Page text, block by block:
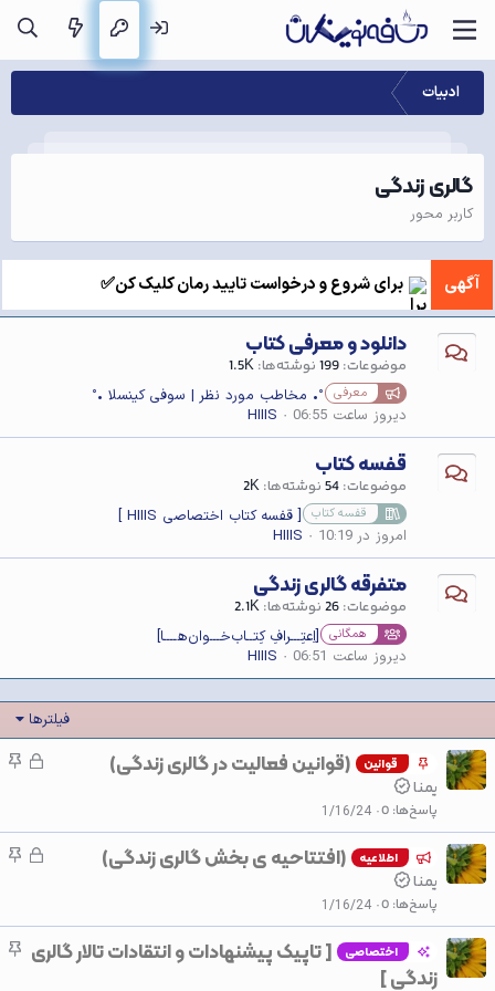
ادبیات
گالری زندگی
کاربر محور
آگهی برای شروع و درخواست تایید رمان کلیک کن✅
دانلود و معرفی کتاب
موضوعات 199 نوشته‌ها 1.5K
معرفی °• مخاطب مورد نظر | سوفی کینسلا •°
دیروز ساعت 06:55
HIIIS
قفسه کتاب
موضوعات 54 نوشته‌ها 2K
قفسه کتاب [ قفسه کتاب اختصاصی HIIIS ]
امروز در 10:19
HIIIS
متفرقه گالری زندگی
موضوعات 26 نوشته‌ها 2.1K
همگانی [اِعتِـــرافِ کِتــاب‌خـــوان‌هــــا]
دیروز ساعت 06:51
HIIIS
فیلترها
ق
ش
د
ا
قوانین (قوانین فعالیت در گالری زندگی)
یمنا
پاسخ‌ها 0
1/16/24
ق
ش
د
ا
اطلاعیه (افتتاحیه ی بخش گالری زندگی)
یمنا
پاسخ‌ها 0
1/16/24
اختصاصی
[ تاپیک پیشنهادات و انتقادات تالار گالری
زندگی ]